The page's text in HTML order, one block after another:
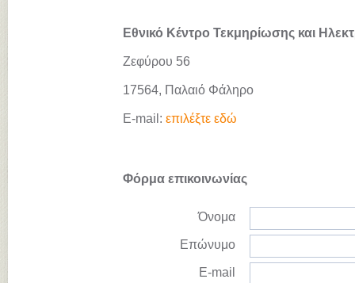
Εθνικό Κέντρο Τεκμηρίωσης και
Ζεφύρου 56
17564, Παλαιό Φάληρο
E-mail: επιλέξτε εδώ
Φόρμα επικοινωνίας
Όνομα
Επώνυμο
E-mail